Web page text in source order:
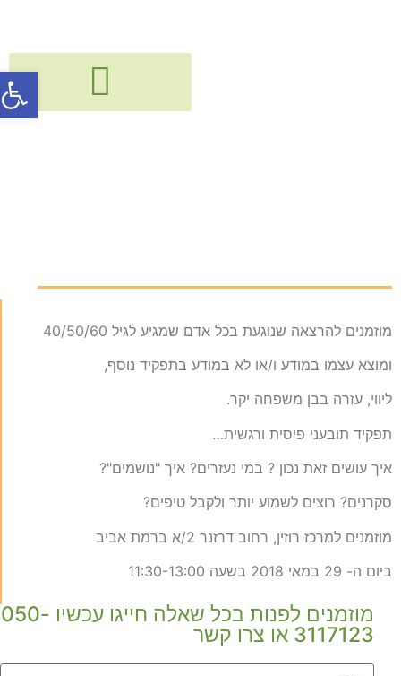
מוזמנים להרצאה שנוגעת בכל אדם שמגיע לגיל 40/50/60
ומוצא עצמו במודע ו/או לא במודע בתפקיד נוסף,
ליווי, עזרה בבן משפחה יקר.
תפקיד תובעני פיסית ורגשית…
איך עושים זאת נכון ? במי נעזרים? איך "נושמים"?
סקרנים? רוצים לשמוע יותר ולקבל טיפים?
מוזמנים למרכז רוזין, רחוב דרזנר 2/א ברמת אביב
ביום ה- 29 במאי 2018 בשעה 11:30-13:00
מוזמנים לפנות בכל שאלה חייגו עכשיו 050-
3117123 או צרו קשר
פתח